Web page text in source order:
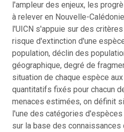
l'ampleur des enjeux, les
à relever en Nouvelle-
l'UICN s'appuie sur des
risque d'extinction d'une
population, déclin des
géographique, degré de
situation de chaque espèce
quantitatifs fixés pour chacun
menaces estimées, on définit
l'une des catégories d'espèces
sur la base des connaissances